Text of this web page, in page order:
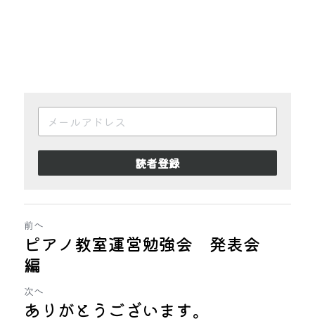
読者登録
前へ
ピアノ教室運営勉強会 発表会
編
次へ
ありがとうございます。